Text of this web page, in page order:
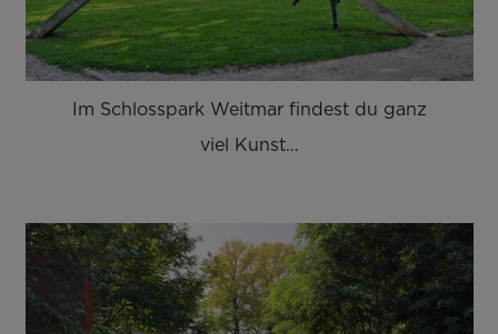
Im Schlosspark Weitmar findest du ganz
viel Kunst…